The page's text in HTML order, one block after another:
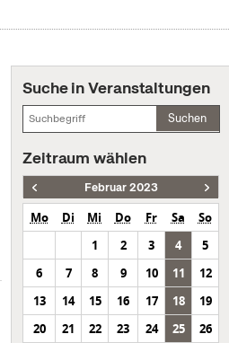
Suche in Veranstaltungen
Suchen
Zeitraum wählen
Februar 2023
Mo Di Mi Do Fr Sa
So
1
2 3 4
5
6
7 8 9 10 11
12
13
14 15 16 17 18
19
20
21 22 23 24 25
26